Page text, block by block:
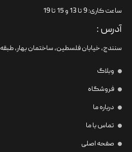
ساعت کاری: 9 تا 13 و 15 تا 19
آدرس :
سنندج، خیابان فلسطین،‌ ساختمان بهار، طبقه2
وبلاگ
فروشگاه
درباره ما
تماس با ما
صفحه اصلی